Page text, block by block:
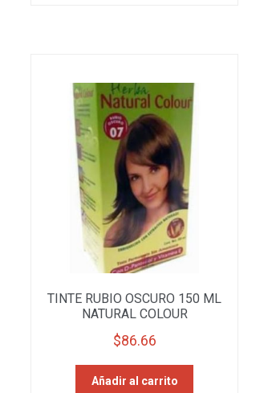
TINTE RUBIO OSCURO 150 ML
NATURAL COLOUR
$86.66
Añadir al carrito